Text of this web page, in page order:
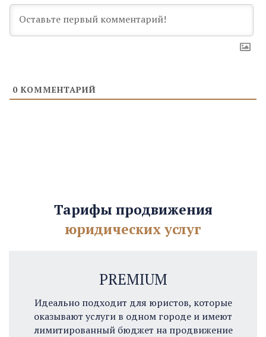
0 КОММЕНТАРИЙ
Тарифы продвижения
юридических услуг
PREMIUM
Идеально подходит для юристов, которые
оказывают услуги в одном городе и имеют
лимитированный бюджет на продвижение